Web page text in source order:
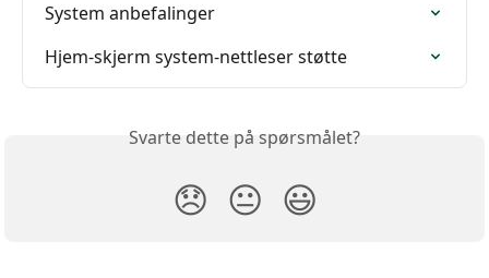
System anbefalinger
Hjem-skjerm system-nettleser støtte
Svarte dette på spørsmålet?
😞 😐 😃